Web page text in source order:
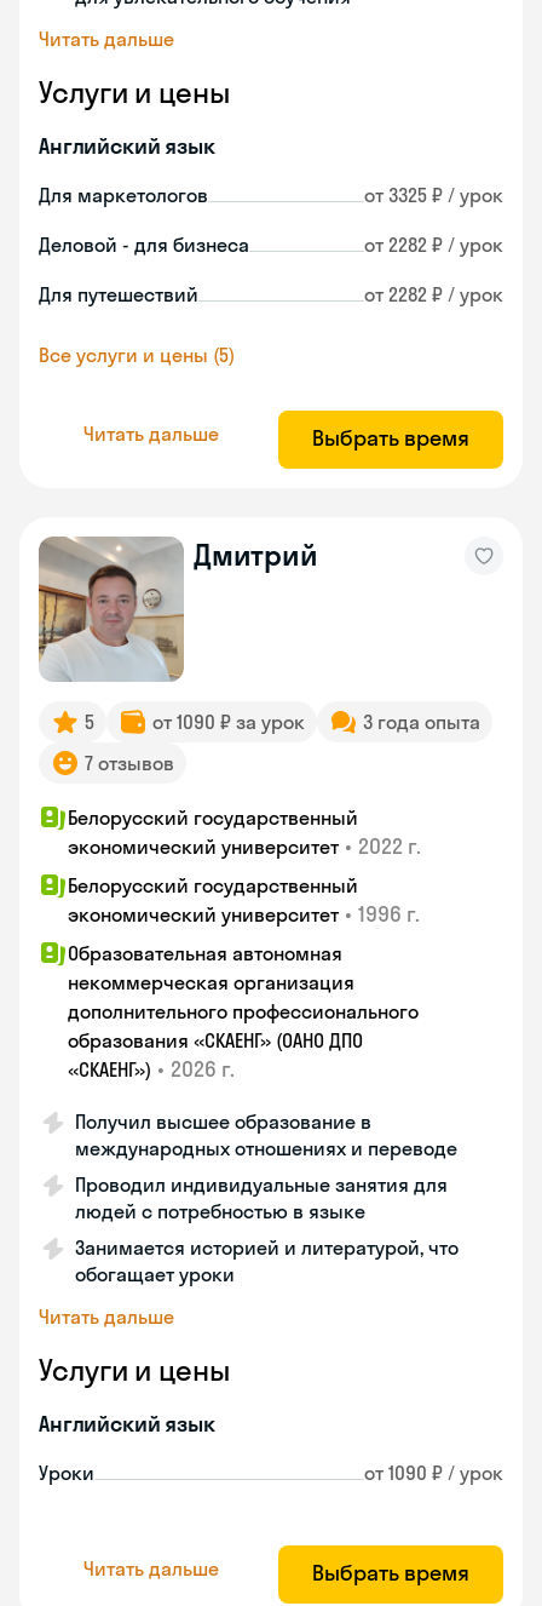
Читать дальше
Услуги и цены
Английский язык
Для маркетологов от 3325 ₽ / урок
Деловой - для бизнеса от 2282 ₽ / урок
Для путешествий от 2282 ₽ / урок
Все услуги и цены (5)
Читать дальше Выбрать время
Дмитрий
5 от 1090 ₽ за урок
3 года опыта
7 отзывов
Белорусский государственный
экономический университет • 2022 г.
Белорусский государственный
экономический университет • 1996 г.
Образовательная автономная
некоммерческая организация
дополнительного профессионального
образования «СКАЕНГ» (ОАНО ДПО
«СКАЕНГ») • 2026 г.
Получил высшее образование в
международных отношениях и переводе
Проводил индивидуальные занятия для
людей с потребностью в языке
Занимается историей и литературой, что
обогащает уроки
Читать дальше
Услуги и цены
Английский язык
Уроки от 1090 ₽ / урок
Читать дальше Выбрать время